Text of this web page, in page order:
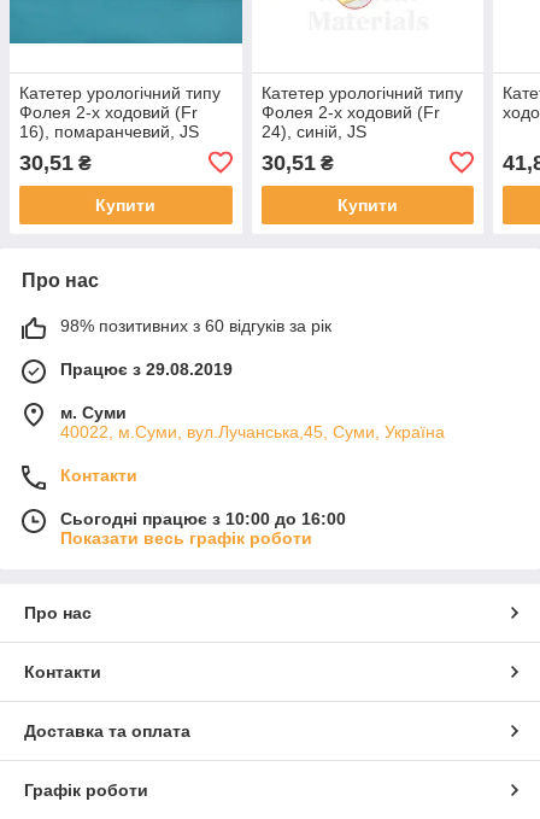
Катетер урологічний типу
Фолея 2-х ходовий (Fr
16), помаранчевий, JS
30,51 ₴
Купити
Катетер урологічний типу
Фолея 2-х ходовий (Fr
24), синій, JS
30,51₴
Купити
Про нас
98% позитивних з 60 відгуків за рік
Працює з 29.08.2019
м. Суми
40022, м.Суми, вул.Лучанська,45, Суми, Україна
Контакти
Сьогодні працює з 10:00 до 16:00
Показати весь графік роботи
Про нас
Контакти
Доставка та оплата
Графік роботи